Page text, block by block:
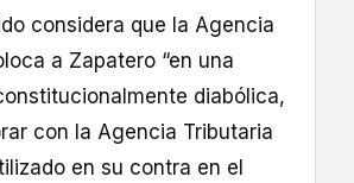
considera que la Agencia
a Zapatero “en una
diabólica,
con la Agencia Tributaria
en su contra en el